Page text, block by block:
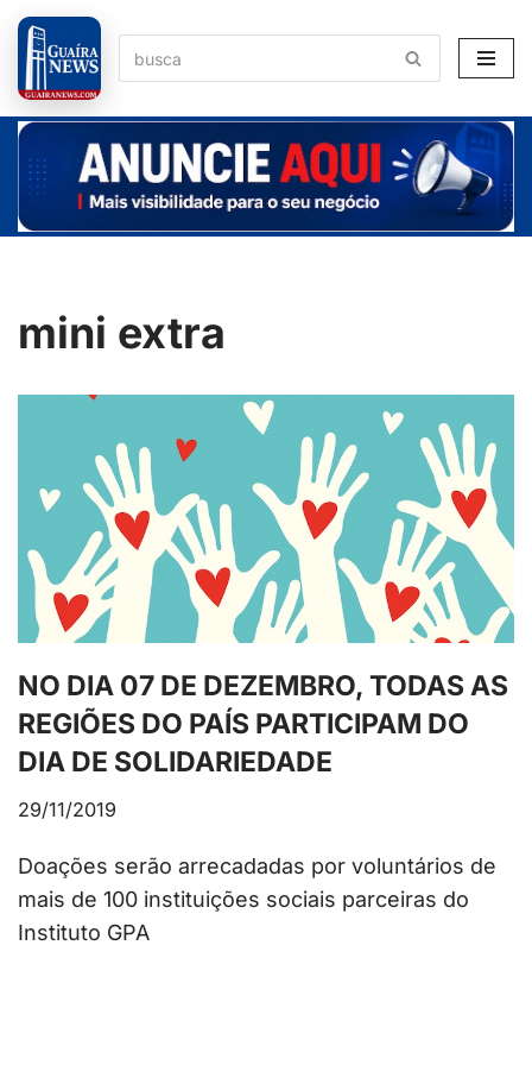
Pular
para
o
conteúdo
mini extra
NO DIA 07 DE DEZEMBRO, TODAS AS
REGIÕES DO PAÍS PARTICIPAM DO
DIA DE SOLIDARIEDADE
29/11/2019
Doações serão arrecadadas por voluntários de
mais de 100 instituições sociais parceiras do
Instituto GPA